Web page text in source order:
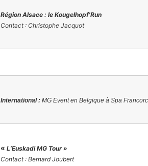
Région Alsace : le Kougelhopf'Run
Contact : Christophe Jacquot
International : MG Event en Belgique à Spa
« L’Euskadi MG Tour »
Contact : Bernard Joubert